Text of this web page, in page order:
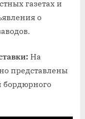
газетах и
о
На
представлены
бордюрного